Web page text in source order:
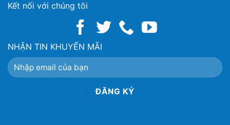
Kết nối với chúng tôi
NHẬN TIN KHUYẾN MÃI